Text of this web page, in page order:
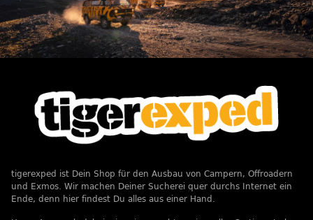
tigerexped ist Dein Shop für den Ausbau von Campern, Offroadern
und Exmos. Wir machen Deiner Sucherei quer durchs Internet ein
Ende, denn hier findest Du alles aus einer Hand.